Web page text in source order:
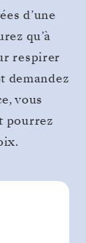
d’une
qu’à
respirer
demandez
vous
pourrez